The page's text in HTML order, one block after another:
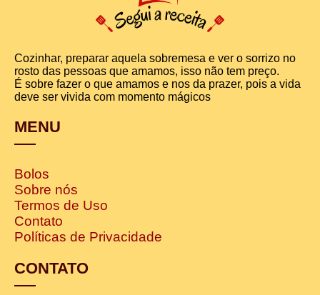
Cozinhar, preparar aquela sobremesa e ver o sorrizo no
rosto das pessoas que amamos, isso não tem preço.
É sobre fazer o que amamos e nos da prazer, pois a vida
deve ser vivida com momento mágicos
MENU
Bolos
Sobre nós
Termos de Uso
Contato
Políticas de Privacidade
CONTATO